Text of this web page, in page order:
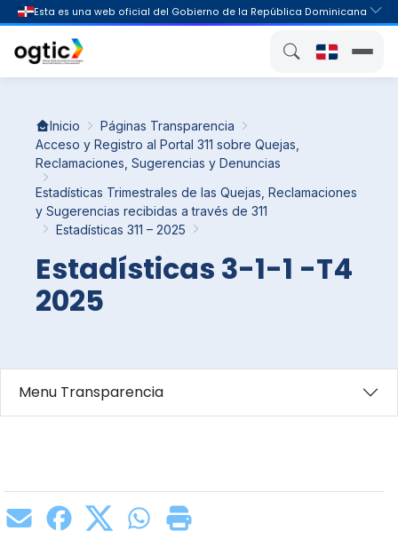
Inicio
Páginas Transparencia
Acceso y Registro al Portal 311 sobre Quejas,
Reclamaciones, Sugerencias y Denuncias
Estadísticas Trimestrales de las Quejas, Reclamaciones
y Sugerencias recibidas a través de 311
Estadísticas 311 – 2025
Estadísticas 3-1-1 -T4
2025
Menu Transparencia